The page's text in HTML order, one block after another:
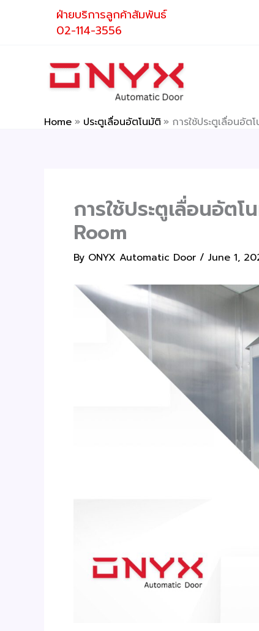
ฝ่ายบริการลูกค้าสัมพันธ์
02-114-3556
Home ประตูเลื่อนอัตโนมัติ การใช้ประตูเลื่อนอั
การใช้ประตูเลื่อนอัต
Room
By ONYX Automatic Door / June 1,